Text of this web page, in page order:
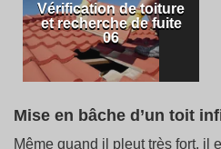
Vérification de toiture
et recherche de fuite
06
Mise en bâche d’un toit
Même quand il pleut très fort, il